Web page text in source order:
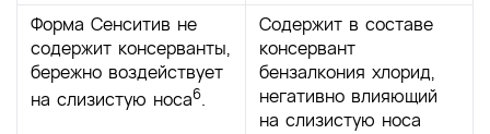
Форма Сенситив не
содержит консерванты,
бережно воздействует
на слизистую носа6.
Содержит в составе
консервант
бензалкония хлорид,
негативно влияющий
на слизистую носа